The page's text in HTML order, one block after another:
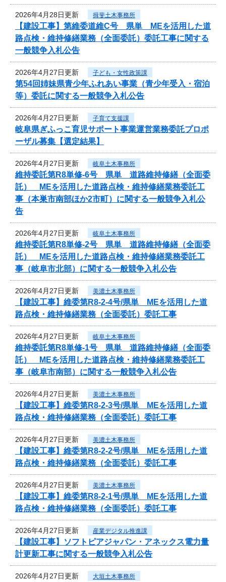
2026年4月28日更新 揖斐土木事務所
【建設工事】第維委道維C号 県単 MEを活用した道
路点検・維持修繕業務（全面委託）委託工事に関する
一般競争入札公告
2026年4月27日更新 子ども・女性政策課
第54回姉妹県青少年ふれあい事業（青少年受入・宿泊
等）委託に関する一般競争入札公告
2026年4月27日更新 子育て支援課
岐阜県ぎふっこ育児サポート事業運営業務委託プロポ
ーザル募集【選定結果】
2026年4月27日更新 岐阜土木事務所
維持委託第R8単修-6号 県単 道路維持修繕（全面委
託） MEを活用した道路点検・維持修繕業務委託工
事（本巣市南部ほか2市町）に関する一般競争入札公
告
2026年4月27日更新 岐阜土木事務所
維持委託第R8単修-2号 県単 道路維持修繕（全面委
託） MEを活用した道路点検・維持修繕業務委託工
事（岐阜市北部）に関する一般競争入札公告
2026年4月27日更新 美濃土木事務所
【建設工事】維委第R8-2-4号/県単 MEを活用した道
路点検・維持修繕業務（全面委託）委託工事
2026年4月27日更新 岐阜土木事務所
維持委託第R8単修-1号 県単 道路維持修繕（全面委
託） MEを活用した道路点検・維持修繕業務委託工
事（岐阜市南部）に関する一般競争入札公告
2026年4月27日更新 美濃土木事務所
【建設工事】維委第R8-2-3号/県単 MEを活用した道
路点検・維持修繕業務（全面委託）委託工事
2026年4月27日更新 美濃土木事務所
【建設工事】維委第R8-2-2号/県単 MEを活用した道
路点検・維持修繕業務（全面委託）委託工事
2026年4月27日更新 美濃土木事務所
【建設工事】維委第R8-2-1号/県単 MEを活用した道
路点検・維持修繕業務（全面委託）委託工事
2026年4月27日更新 産業デジタル推進課
【建設工事】ソフトピアジャパン・アネックス電力量
計更新工事に関する一般競争入札公告
2026年4月27日更新 大垣土木事務所